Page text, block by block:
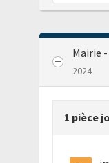
Mairie
2024
1 pièce